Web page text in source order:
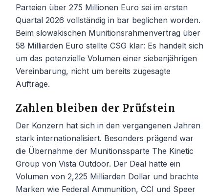
Parteien über 275 Millionen Euro sei im ersten
Quartal 2026 vollständig in bar beglichen worden.
Beim slowakischen Munitionsrahmenvertrag über
58 Milliarden Euro stellte CSG klar: Es handelt sich
um das potenzielle Volumen einer siebenjährigen
Vereinbarung, nicht um bereits zugesagte
Aufträge.
Zahlen bleiben der Prüfstein
Der Konzern hat sich in den vergangenen Jahren
stark internationalisiert. Besonders prägend war
die Übernahme der Munitionssparte The Kinetic
Group von Vista Outdoor. Der Deal hatte ein
Volumen von 2,225 Milliarden Dollar und brachte
Marken wie Federal Ammunition, CCI und Speer